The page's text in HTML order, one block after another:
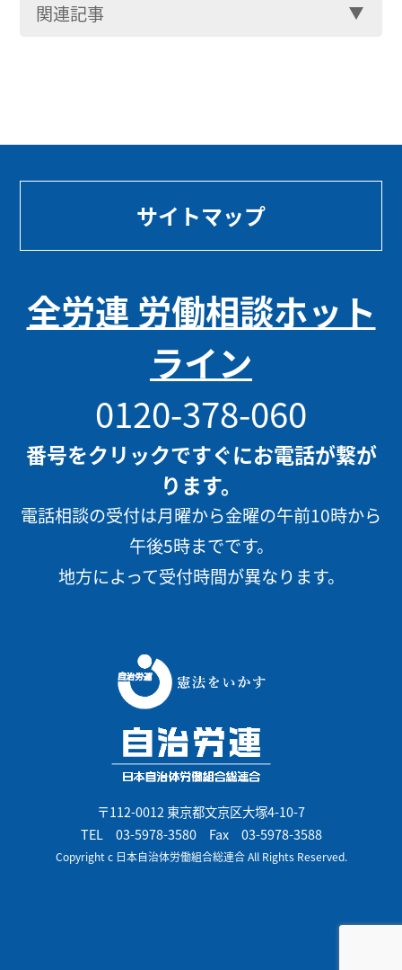
関連記事
サイトマップ
全労連 労働相談ホット
ライン
0120-378-060
番号をクリックですぐにお電話が繋が
ります。
電話相談の受付は月曜から金曜の午前10時から
午後5時までです。
地方によって受付時間が異なります。
〒112-0012 東京都文京区大塚4-10-7
TEL 03-5978-3580Fax 03-5978-3588
Copyright c 日本自治体労働組合総連合 All Rights Reserved.